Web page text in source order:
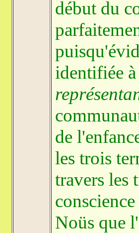
début du
identifiée
de
les trois
travers les
Noüs que